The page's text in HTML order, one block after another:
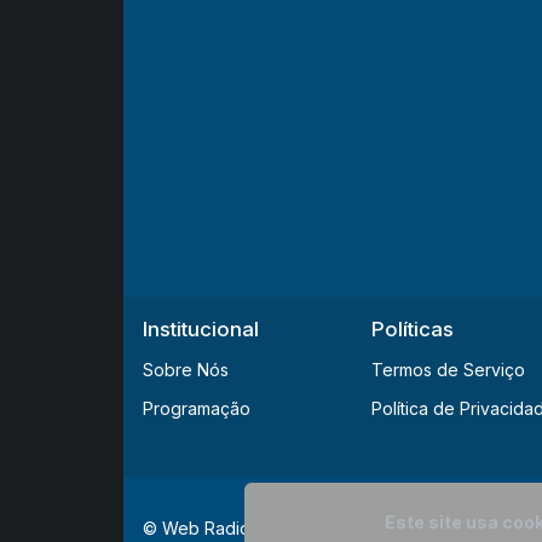
Institucional
Sobre Nós
Programação
Políticas
Termos de Serviço
Política de
© Web Radio Completa - Todos os direitos
Este site usa